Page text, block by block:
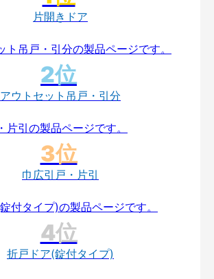
片開きドア
アウトセット吊戸・引分
巾広引戸・片引
折戸ドア(錠付タイプ)